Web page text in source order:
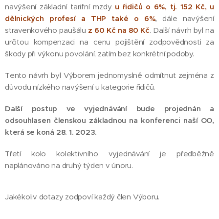
navýšení základní tarifní mzdy u řidičů o 6%, tj. 152 Kč, u
dělnických profesí a THP také o 6%, dále navýšení
stravenkového paušálu z 60 Kč na 80 Kč. Další návrh byl na
určitou kompenzaci na cenu pojištění zodpovědnosti za
škody při výkonu povolání, zatím bez konkrétní podoby.
Tento návrh byl Výborem jednomyslně odmítnut zejména z
důvodu nízkého navýšení u kategorie řidičů.
Další postup ve vyjednávání bude projednán a
odsouhlasen členskou základnou na konferenci naší OO,
která se koná 28. 1. 2023.
Třetí kolo kolektivního vyjednávání je předběžně
naplánováno na druhý týden v únoru.
Jakékoliv dotazy zodpoví každý člen Výboru.